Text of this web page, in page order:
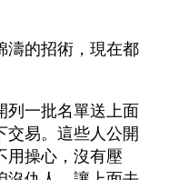
濤的招術，現在都
列一批名單送上面
交易。這些人公開
用操心，沒有壓